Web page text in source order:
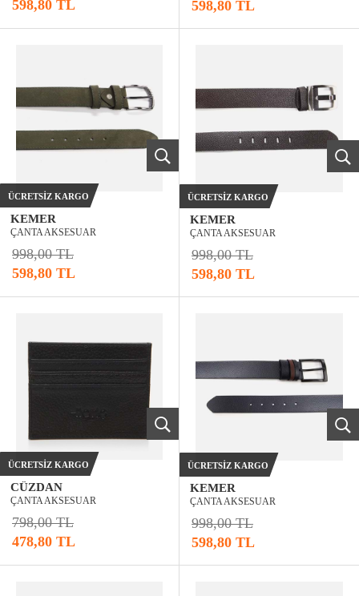
598,80 TL
598,80 TL
KEMER
ÇANTA AKSESUAR
998,00 TL
598,80 TL
ÜCRETSIZ KARGO
KEMER
ÇANTA AKSESUAR
998,00 TL
598,80 TL
ÜCRETSIZ KARGO
CÜZDAN
ÇANTA AKSESUAR
798,00 TL
478,80 TL
ÜCRETSIZ KARGO
KEMER
ÇANTA AKSESUAR
998,00 TL
598,80 TL
ÜCRETSIZ KARGO